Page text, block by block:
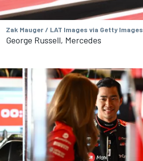
Zak Mauger / LAT Images via Getty Images
George Russell, Mercedes